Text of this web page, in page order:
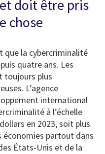
doit être pris
chose
que la cybercriminalité
quatre ans. Les
toujours plus
L’agence
international
à l’échelle
en 2023, soit plus
partout dans
États-Unis et de la